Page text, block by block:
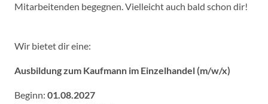
Mitarbeitenden begegnen. Vielleicht auch bald schon dir!
Wir bietet dir eine:
Ausbildung zum Kaufmann im Einzelhandel (m/w/x)
Beginn: 01.08.2027